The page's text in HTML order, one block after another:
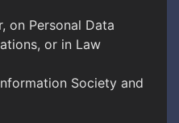
on Personal Data
or in Law
Society and